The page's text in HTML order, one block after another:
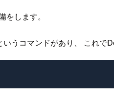
します。
いうコマンドがあり、 これで